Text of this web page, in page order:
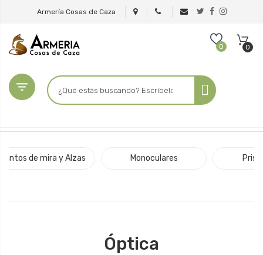
Armería Cosas de Caza
0 0

de mira y Alzas Monoculares
Óptica